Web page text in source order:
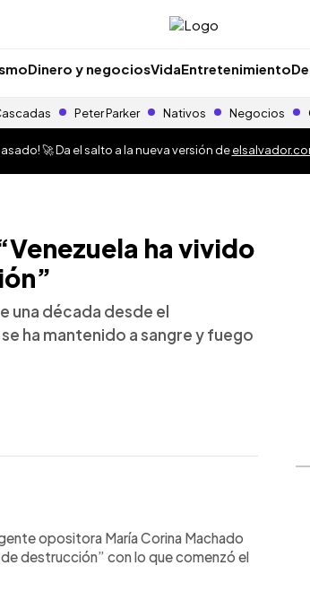
Dinero y negociosVidaEntretenimiento
Peter Parker Nativos Negocios
🚀 Da el salto a la nueva versión de
ha vivido
una década desde el
ha mantenido a sangre y fuego
opositora María Corina Machado
destrucción” con lo que comenzó el